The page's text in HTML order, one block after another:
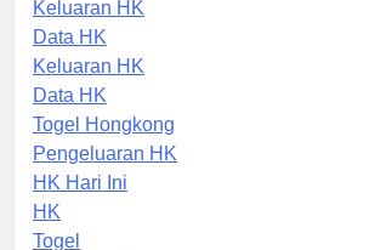
Keluaran HK
Data HK
Keluaran HK
Data HK
Togel Hongkong
Pengeluaran HK
HK Hari Ini
HK